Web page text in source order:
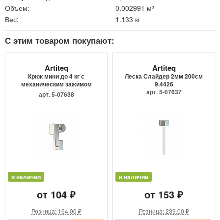
Объем:
0.002991 м³
Вес:
1.133 кг
С этим товаром покупают:
Artiteq
Крюк мини до 4 кг с
механическим зажимом
9.4205
арт. 5-07638
в наличии
от 104 ₽
Розница: 164.00 ₽
Artiteq
Леска Слайдер 2мм 200см
9.4426
арт. 5-07637
в наличии
от 153 ₽
Розница: 239.00 ₽